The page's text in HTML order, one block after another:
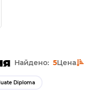
Найдено: 5Цена
Diploma